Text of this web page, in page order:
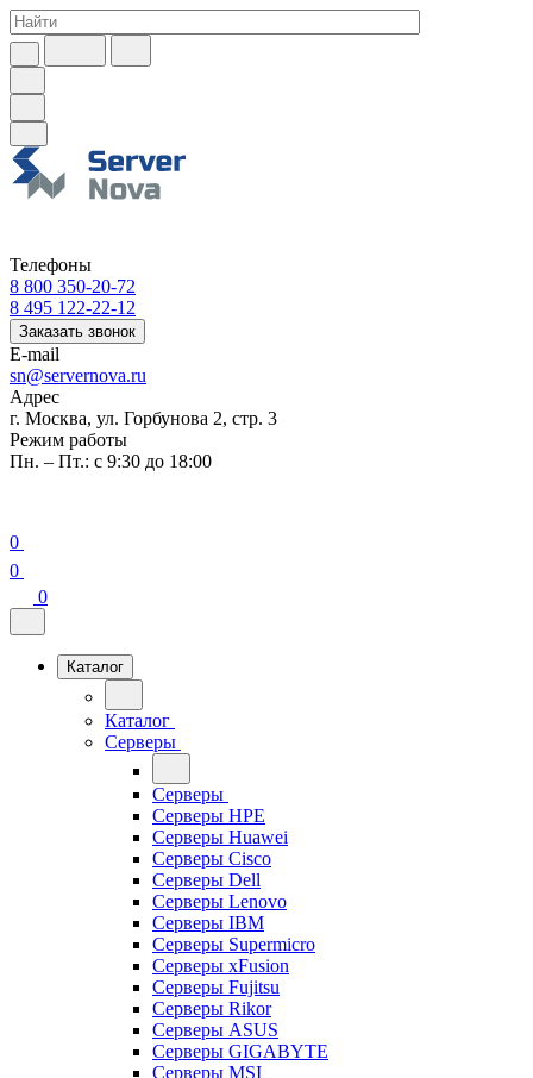
Телефоны
8 800 350-20-72
8 495 122-22-12
Заказать звонок
E-mail
sn@servernova.ru
Адрес
г. Москва, ул. Горбунова 2, стр. 3
Режим работы
Пн. – Пт.: с 9:30 до 18:00
0
0
0
Каталог
Каталог
Серверы
Серверы
Серверы HPE
Серверы Huawei
Серверы Cisco
Серверы Dell
Серверы Lenovo
Серверы IBM
Серверы Supermicro
Серверы xFusion
Серверы Fujitsu
Серверы Rikor
Серверы ASUS
Серверы GIGABYTE
Серверы MSI